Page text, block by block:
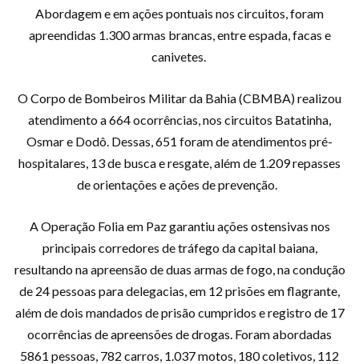
Abordagem e em ações pontuais nos circuitos, foram
apreendidas 1.300 armas brancas, entre espada, facas e
canivetes.
O Corpo de Bombeiros Militar da Bahia (CBMBA) realizou
atendimento a 664 ocorrências, nos circuitos Batatinha,
Osmar e Dodô. Dessas, 651 foram de atendimentos pré-
hospitalares, 13 de busca e resgate, além de 1.209 repasses
de orientações e ações de prevenção.
A Operação Folia em Paz garantiu ações ostensivas nos
principais corredores de tráfego da capital baiana,
resultando na apreensão de duas armas de fogo, na condução
de 24 pessoas para delegacias, em 12 prisões em flagrante,
além de dois mandados de prisão cumpridos e registro de 17
ocorrências de apreensões de drogas. Foram abordadas
5861 pessoas, 782 carros, 1.037 motos, 180 coletivos, 112